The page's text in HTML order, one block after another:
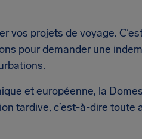
vos projets de voyage.
pour demander une
et européenne, la
tardive, c’est-à-dire